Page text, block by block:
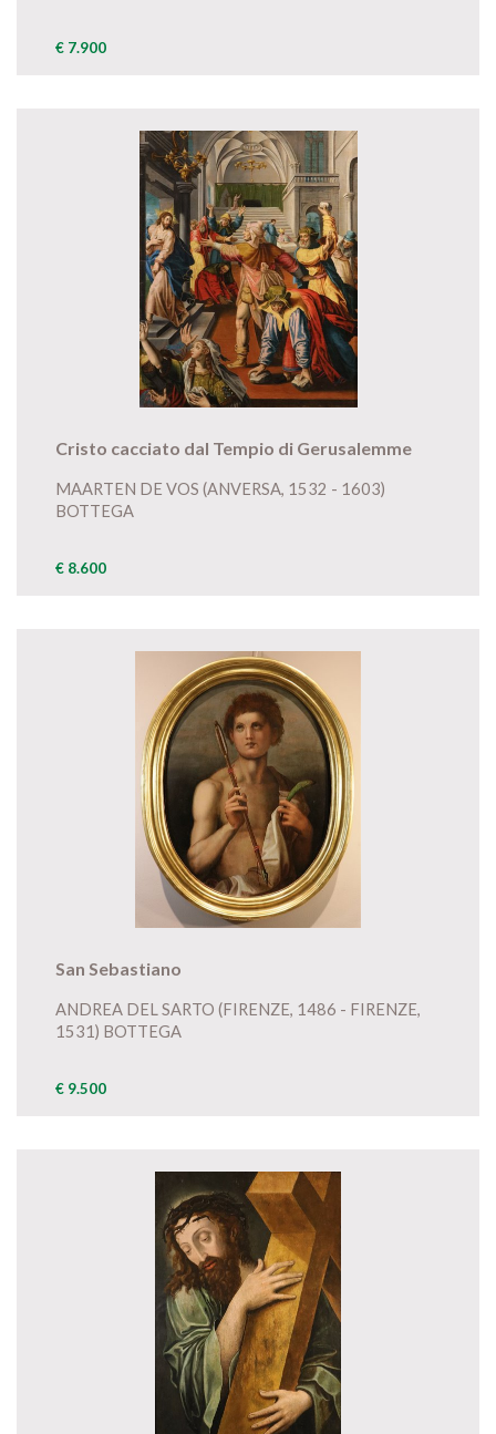
€ 7.900
Cristo cacciato dal Tempio di Gerusalemme
MAARTEN DE VOS (ANVERSA, 1532 - 1603)
BOTTEGA
€ 8.600
San Sebastiano
ANDREA DEL SARTO (FIRENZE, 1486 - FIRENZE,
1531) BOTTEGA
€ 9.500